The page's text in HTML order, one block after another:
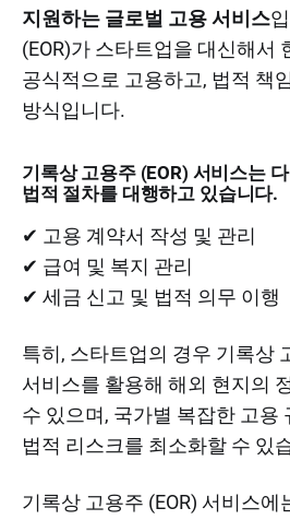
지원하는 글로벌 고용 서비스
(EOR)가 스타트업을 대신해서
공식적으로 고용하고, 법적 책
방식입니다.
기록상 고용주 (EOR) 서비스는
법적 절차를 대행하고 있습니다.
✔ 고용 계약서 작성 및 관리
✔ 급여 및 복지 관리
✔ 세금 신고 및 법적 의무 이행
특히, 스타트업의 경우 기록상
서비스를 활용해 해외 현지의
수 있으며, 국가별 복잡한 고용
법적 리스크를 최소화할 수 있
기록상 고용주 (EOR) 서비스에